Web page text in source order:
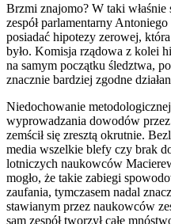
Brzmi znajomo? W taki
zespół parlamentarny
posiadać hipotezy zerowej,
było. Komisja rządowa z kolei
na samym początku śledztwa,
znacznie bardziej zgodne
Niedochowanie
wyprowadzania dowodów
zemścił się zresztą okrutnie.
media wszelkie blefy czy brak
lotniczych naukowców
mogło, że takie zabiegi
zaufania, tymczasem nadal
stawianym przez naukowców
sam zespół tworzył całe